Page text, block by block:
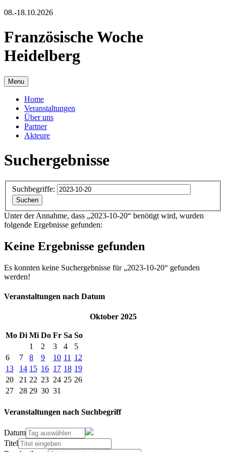
08.-18.10.2026
Französische Woche
Heidelberg
Menu
Home
Veranstaltungen
Über uns
Partner
Akteure
Suchergebnisse
Suchbegriffe:
Suchen
Unter der Annahme, dass „2023-10-20“ benötigt wird, wurden
folgende Ergebnisse gefunden:
Keine Ergebnisse gefunden
Es konnten keine Suchergebnisse für „2023-10-20“ gefunden
werden!
Veranstaltungen nach Datum
Oktober 2025
Mo Di Mi Do Fr Sa So
1
2 3 4
5
6
7 8 9 10 11 12
13
14 15 16 17 18 19
20
21 22 23 24 25 26
27
28 29 30 31
Veranstaltungen nach Suchbegriff
Datum
Titel